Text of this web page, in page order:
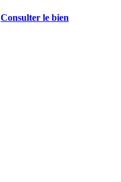
Consulter le bien